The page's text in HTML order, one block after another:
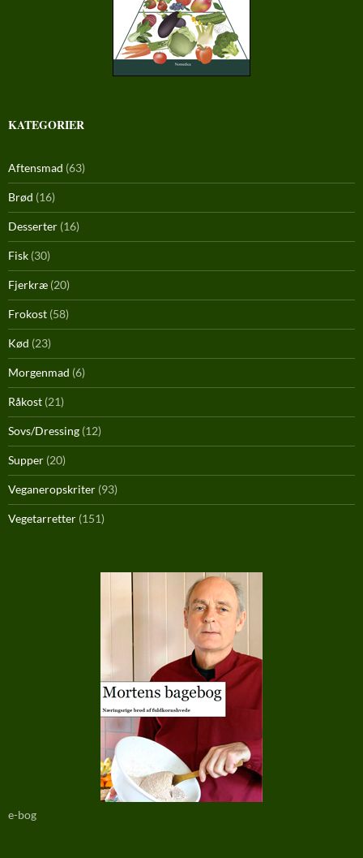
KATEGORIER
Aftensmad (63)
Brød (16)
Desserter (16)
Fisk (30)
Fjerkræ (20)
Frokost (58)
Kød (23)
Morgenmad (6)
Råkost (21)
Sovs/Dressing (12)
Supper (20)
Veganeropskriter (93)
Vegetarretter (151)
e-bog